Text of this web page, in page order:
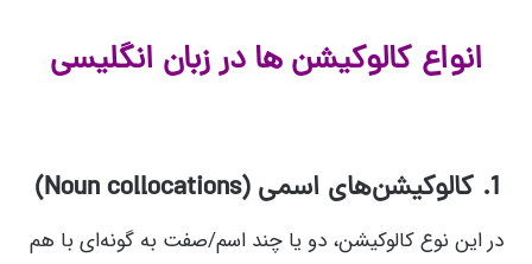
انواع کالوکیشن ها در زبان انگلیسی
1. کالوکیشن‌های اسمی (Noun collocations)
در این نوع کالوکیشن، دو یا چند اسم/صفت به گونه‌ای با هم